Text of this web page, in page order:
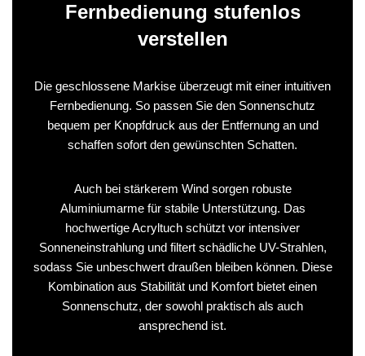
Fernbedienung stufenlos
verstellen
Die geschlossene Markise überzeugt mit einer intuitiven
Fernbedienung. So passen Sie den Sonnenschutz
bequem per Knopfdruck aus der Entfernung an und
schaffen sofort den gewünschten Schatten.
Auch bei stärkerem Wind sorgen robuste
Aluminiumarme für stabile Unterstützung. Das
hochwertige Acryltuch schützt vor intensiver
Sonneneinstrahlung und filtert schädliche UV-Strahlen,
sodass Sie unbeschwert draußen bleiben können. Diese
Kombination aus Stabilität und Komfort bietet einen
Sonnenschutz, der sowohl praktisch als auch
ansprechend ist.